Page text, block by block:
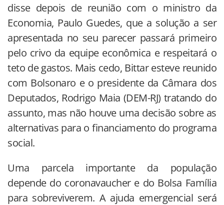
disse depois de reunião com o ministro da
Economia, Paulo Guedes, que a solução a ser
apresentada no seu parecer passará primeiro
pelo crivo da equipe econômica e respeitará o
teto de gastos. Mais cedo, Bittar esteve reunido
com Bolsonaro e o presidente da Câmara dos
Deputados, Rodrigo Maia (DEM-RJ) tratando do
assunto, mas não houve uma decisão sobre as
alternativas para o financiamento do programa
social.
Uma parcela importante da população
depende do coronavaucher e do Bolsa Família
para sobreviverem. A ajuda emergencial será